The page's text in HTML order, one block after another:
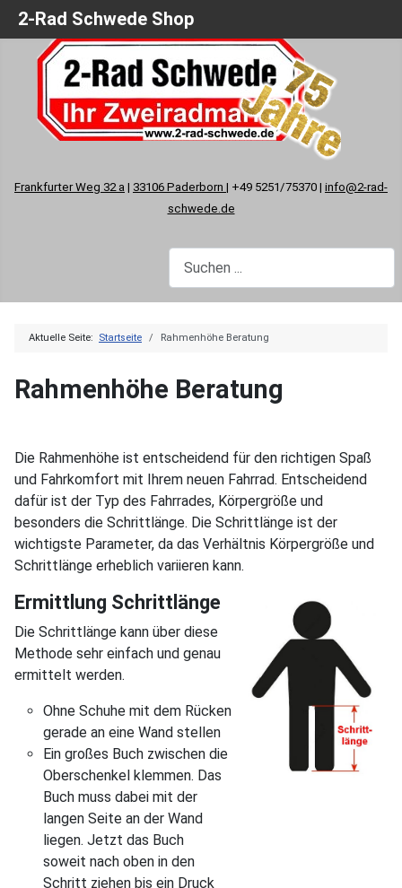
Frankfurter Weg 32 a | 33106 Paderborn | +49 5251/75370 | info@2-rad-
schwede.de
Aktuelle Seite: Startseite Rahmenhöhe Beratung
Rahmenhöhe Beratung
Die Rahmenhöhe ist entscheidend für den richtigen Spaß
und Fahrkomfort mit Ihrem neuen Fahrrad. Entscheidend
dafür ist der Typ des Fahrrades, Körpergröße und
besonders die Schrittlänge. Die Schrittlänge ist der
wichtigste Parameter, da das Verhältnis Körpergröße und
Schrittlänge erheblich variieren kann.
Ermittlung Schrittlänge
Die Schrittlänge kann über diese
Methode sehr einfach und genau
ermittelt werden.
Ohne Schuhe mit dem Rücken
gerade an eine Wand stellen
Ein großes Buch zwischen die
Oberschenkel klemmen. Das
Buch muss dabei mit der
langen Seite an der Wand
liegen. Jetzt das Buch
soweit nach oben in den
Schritt ziehen bis ein Druck
2-Rad Schwede Shop